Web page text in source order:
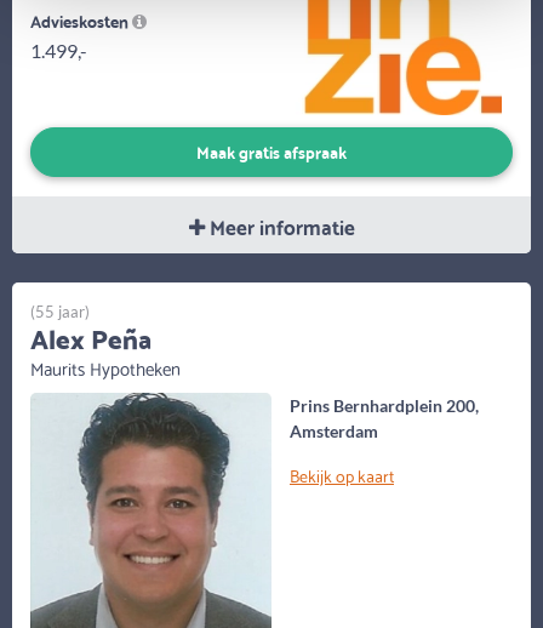
Advieskosten
1.499,-
Maak gratis afspraak
Meer informatie
Prins Bernhardplein 200,
Amsterdam
Bekijk op kaart
(55 jaar)
Alex Peña
Maurits Hypotheken